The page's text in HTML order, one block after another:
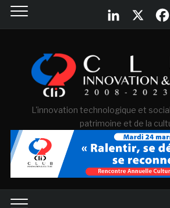
L'innovation technologique et
patrimoine et de la